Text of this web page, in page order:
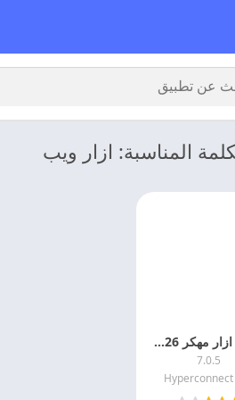
المناسبة: ازار ويب
تحميل ازار مهكر 2026 Azar اخر اصدار
7.0.5
Hyperconnect